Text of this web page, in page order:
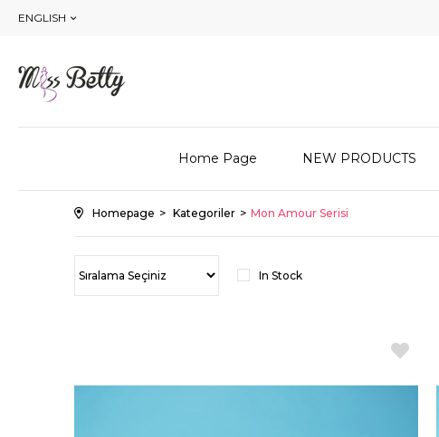
ENGLISH
Home Page NEW PRODUCTS
Homepage Kategoriler Mon Amour Serisi
In Stock